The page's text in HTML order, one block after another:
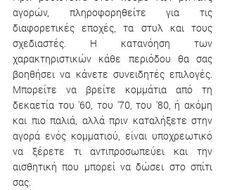
αγορών, πληροφορηθείτε για τις
διαφορετικές εποχές, τα στυλ και τους
σχεδιαστές. Η κατανόηση των
χαρακτηριστικών κάθε περιόδου θα σας
βοηθήσει να κάνετε συνειδητές επιλογές.
Μπορείτε να βρείτε κομμάτια από τη
δεκαετία του '60, του '70, του '80, ή ακόμη
και πιο παλιά, αλλά πριν καταλήξετε στην
αγορά ενός κομματιού, είναι υποχρεωτικό
να ξέρετε τι αντιπροσωπεύει και την
αισθητική που μπορεί να δώσει στο σπίτι
σας.